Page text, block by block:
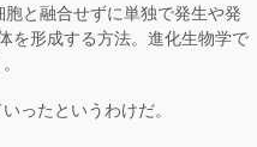
と融合せずに単独で発生や発
を形成する方法。進化生物学で
ったというわけだ。